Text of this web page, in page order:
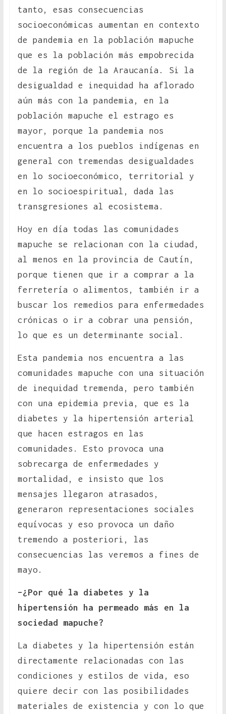
tanto, esas consecuencias
socioeconómicas aumentan en contexto
de pandemia en la población mapuche
que es la población más empobrecida
de la región de la Araucanía. Si la
desigualdad e inequidad ha aflorado
aún más con la pandemia, en la
población mapuche el estrago es
mayor, porque la pandemia nos
encuentra a los pueblos indígenas en
general con tremendas desigualdades
en lo socioeconómico, territorial y
en lo socioespiritual, dada las
transgresiones al ecosistema.
Hoy en día todas las comunidades
mapuche se relacionan con la ciudad,
al menos en la provincia de Cautín,
porque tienen que ir a comprar a la
ferretería o alimentos, también ir a
buscar los remedios para enfermedades
crónicas o ir a cobrar una pensión,
lo que es un determinante social.
Esta pandemia nos encuentra a las
comunidades mapuche con una situación
de inequidad tremenda, pero también
con una epidemia previa, que es la
diabetes y la hipertensión arterial
que hacen estragos en las
comunidades. Esto provoca una
sobrecarga de enfermedades y
mortalidad, e insisto que los
mensajes llegaron atrasados,
generaron representaciones sociales
equívocas y eso provoca un daño
tremendo a posteriori, las
consecuencias las veremos a fines de
mayo.
–¿Por qué la diabetes y la
hipertensión ha permeado más en la
sociedad mapuche?
La diabetes y la hipertensión están
directamente relacionadas con las
condiciones y estilos de vida, eso
quiere decir con las posibilidades
materiales de existencia y con lo que